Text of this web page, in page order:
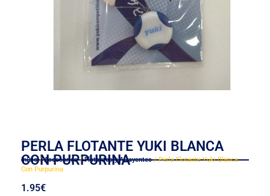
PERLA FLOTANTE YUKI BLANCA
CON PURPURINA
Inicio/Accesorios/Flotantes y Atrayentes/ Perla Flotante Yuki Blanca
Con Purpurina
1.95€